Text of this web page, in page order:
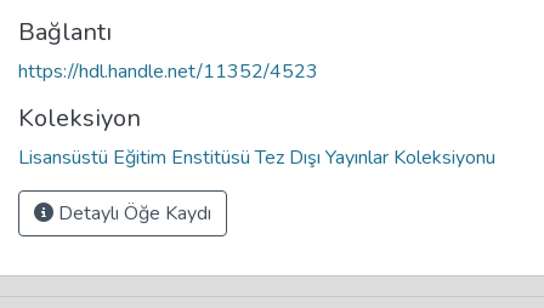
Bağlantı
https://hdl.handle.net/11352/4523
Koleksiyon
Lisansüstü Eğitim Enstitüsü Tez Dışı Yayınlar Koleksiyonu
Detaylı Öğe Kaydı